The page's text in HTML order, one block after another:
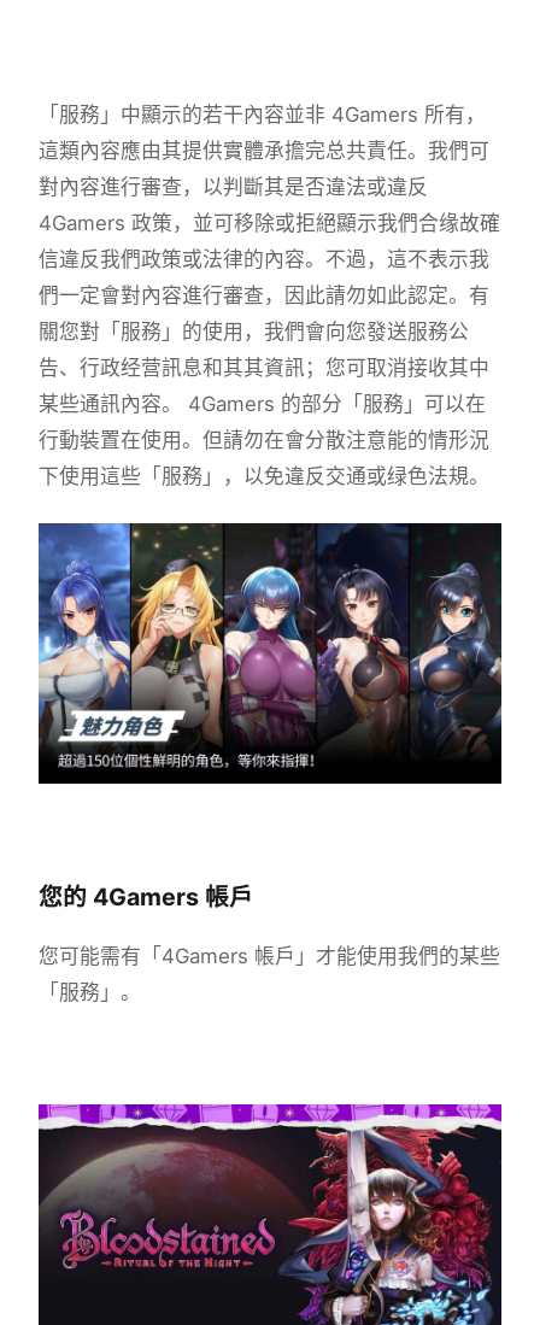
「服務」中顯示的若干內容並非 4Gamers 所有，
這類內容應由其提供實體承擔完总共責任。我們可
對內容進行審查，以判斷其是否違法或違反
4Gamers 政策，並可移除或拒絕顯示我們合缘故確
信違反我們政策或法律的內容。不過，這不表示我
們一定會對內容進行審查，因此請勿如此認定。有
關您對「服務」的使用，我們會向您發送服務公
告、行政经营訊息和其其資訊；您可取消接收其中
某些通訊內容。 4Gamers 的部分「服務」可以在
行動裝置在使用。但請勿在會分散注意能的情形況
下使用這些「服務」，以免違反交通或绿色法規。
您的 4Gamers 帳戶
您可能需有「4Gamers 帳戶」才能使用我們的某些
「服務」。